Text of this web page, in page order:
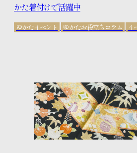
かた着付けで活躍中
ゆかたイベント ゆかたお役立ちコラム イ